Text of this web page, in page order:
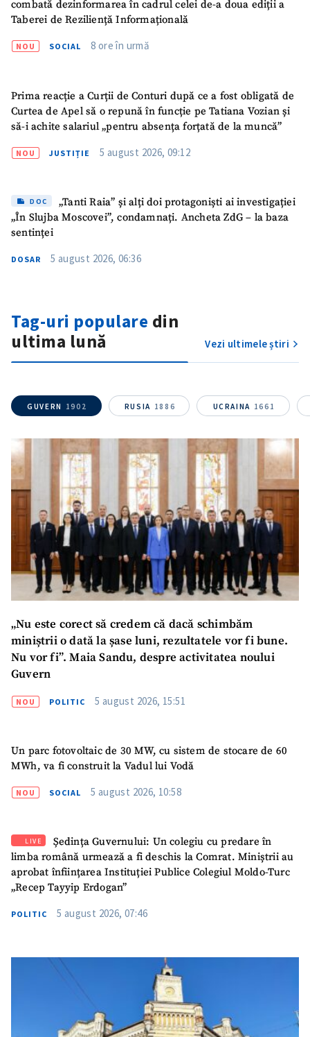
combată dezinformarea în cadrul celei de-a doua ediții a
Taberei de Reziliență Informațională
NOU SOCIAL 8 ore în urmă
Prima reacție a Curții de Conturi după ce a fost obligată de
Curtea de Apel să o repună în funcție pe Tatiana Vozian și
să-i achite salariul „pentru absența forțată de la muncă”
NOU JUSTIȚIE 5 august 2026, 09:12
DOC
„Tanti Raia” și alți doi protagoniști ai investigației
„În Slujba Moscovei”, condamnați. Ancheta ZdG – la baza
sentinței
DOSAR 5 august 2026, 06:36
Tag-uri populare din
ultima lună
Vezi ultimele știri
GUVERN 1902 RUSIA 1886 UCRAINA 1661
„Nu este corect să credem că dacă schimbăm
miniștrii o dată la șase luni, rezultatele vor fi bune.
Nu vor fi”. Maia Sandu, despre activitatea noului
Guvern
NOU POLITIC 5 august 2026, 15:51
Un parc fotovoltaic de 30 MW, cu sistem de stocare de 60
MWh, va fi construit la Vadul lui Vodă
NOU SOCIAL 5 august 2026, 10:58
LIVE
Ședința Guvernului: Un colegiu cu predare în
limba română urmează a fi deschis la Comrat. Miniștrii au
aprobat înființarea Instituției Publice Colegiul Moldo-Turc
„Recep Tayyip Erdogan”
POLITIC 5 august 2026, 07:46
ȘTIREA MEA
Fotografie
+ Încarcă imagine
Link media
+ Link media
Mesajul știrei
+ Mesajul știrei
Sursă anonimă
Email+ Emailul meu
Telefon
+ Telefon personal
Am citit și sunt de
acord cu politica de
confidențialitate
TRIMITE ȘTIREA